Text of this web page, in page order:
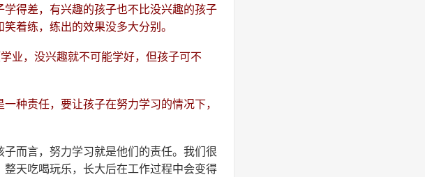
得差，有兴趣的孩子也不比没兴趣的孩子
着练，练出的效果没多大分别。
业，没兴趣就不可能学好，但孩子可不
种责任，要让孩子在努力学习的情况下，
而言，努力学习就是他们的责任。我们很
天吃喝玩乐，长大后在工作过程中会变得